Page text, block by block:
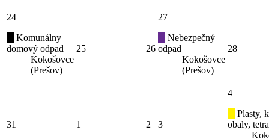
24
Komunálny
domový odpad
Kokošovce
(Prešov)
25 26
27
Nebezpečný
odpad
Kokošovce
(Prešov)
28
31 1 2 3
4
Plasty,
obaly,